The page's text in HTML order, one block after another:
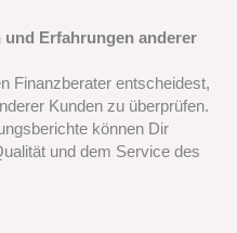
Erfahrungen anderer
Finanzberater entscheidest,
Kunden zu überprüfen.
können Dir
und dem Service des